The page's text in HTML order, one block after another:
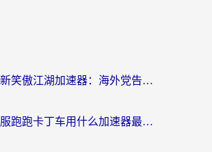
加拿大打新笑傲江湖加速器：海外党告别延迟卡顿的实用指南
国外玩国服跑跑卡丁车用什么加速器最好？2026真实玩家亲测避坑指南